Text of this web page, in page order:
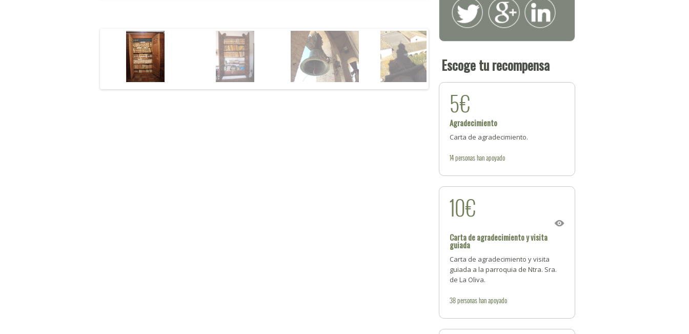
Escoge tu recompensa
5€
Agradecimiento
Carta de agradecimiento.
14personashan apoyado
10€
Carta de agradecimiento y visita
guiada
Carta de agradecimiento y visita
guiada a la parroquia de Ntra. Sra.
de La Oliva.
38personashan apoyado